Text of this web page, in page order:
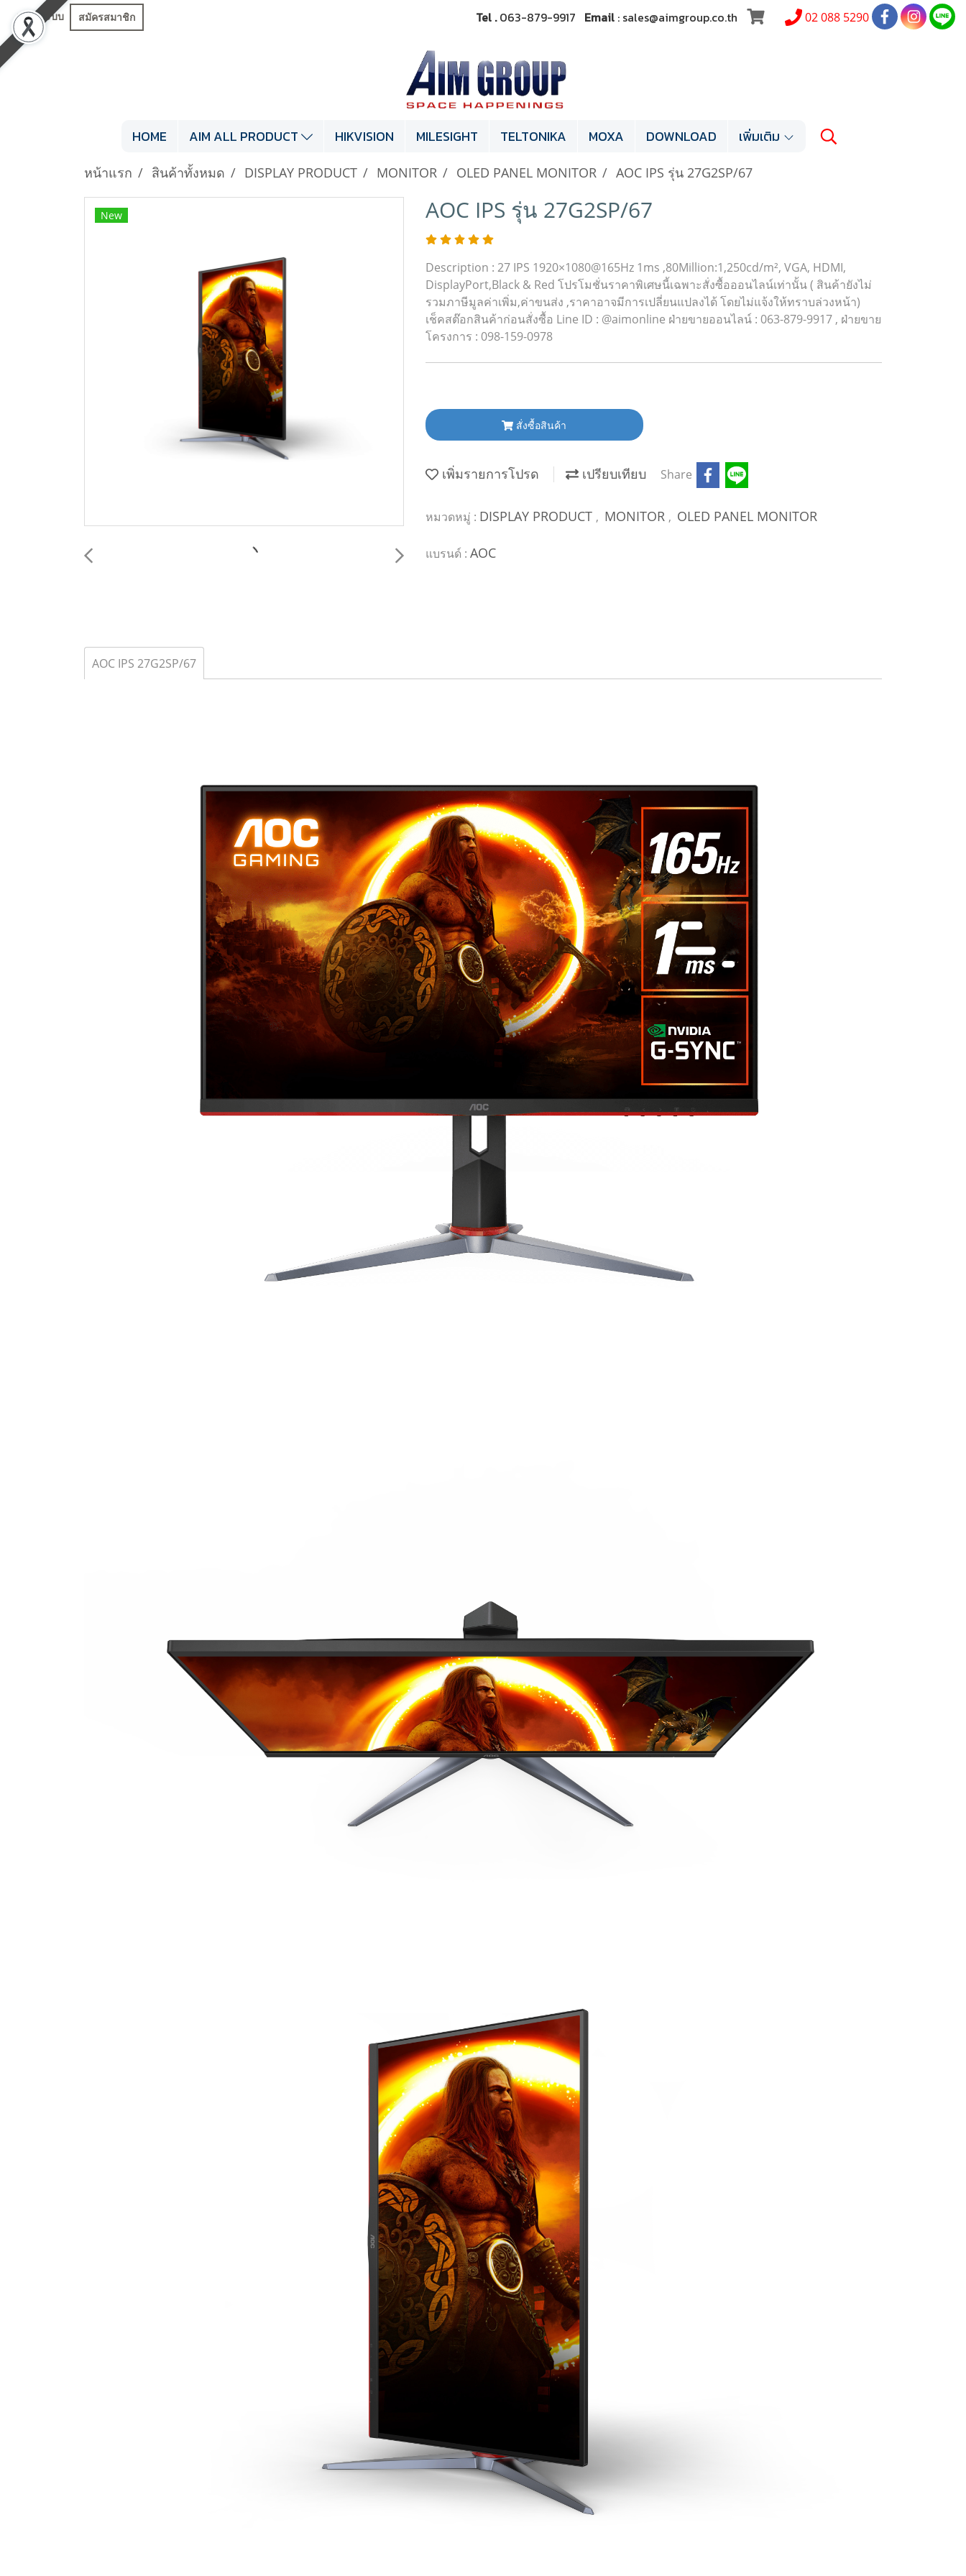
เข้าสู่ระบบ สมัครสมาชิก Tel .063-879-9917 Email : sales@aimgroup.co.th 02 088 5290
HOME AIM ALL PRODUCT HIKVISION MILESIGHT TELTONIKA MOXA DOWNLOAD เพิ่มเติม
หน้าแรก สินค้าทั้งหมด DISPLAY PRODUCT MONITOR OLED PANEL MONITOR AOC IPS รุ่น 27G2SP/67
New AOC IPS รุ่น 27G2SP/67
Description : 27 IPS 1920×1080@165Hz 1ms ,80Million:1,250cd/m², VGA, HDMI,
DisplayPort,Black & Red โปรโมชั่นราคาพิเศษนี้เฉพาะสั่งซื้อออนไลน์เท่านั้น ( สินค้ายังไม่
รวมภาษีมูลค่าเพิ่ม,ค่าขนส่ง ,ราคาอาจมีการเปลี่ยนแปลงได้ โดยไม่แจ้งให้ทราบล่วงหน้า)
เช็คสต๊อกสินค้าก่อนสั่งซื้อ Line ID : @aimonline ฝ่ายขายออนไลน์ : 063-879-9917 , ฝ่ายขาย
โครงการ : 098-159-0978
สั่งซื้อสินค้า
เพิ่มรายการโปรด เปรียบเทียบ Share
หมวดหมู่ : DISPLAY PRODUCT , MONITOR , OLED PANEL MONITOR
แบรนด์ : AOC
AOC IPS 27G2SP/67